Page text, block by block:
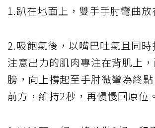
1.趴在地面上，雙手手肘彎曲放
2.吸飽氣後，以嘴巴吐氣且同時
注意出力的肌肉專注在背肌上
膀，向上撐起至手肘微彎為終
前方，維持2秒，再慢慢回原位。